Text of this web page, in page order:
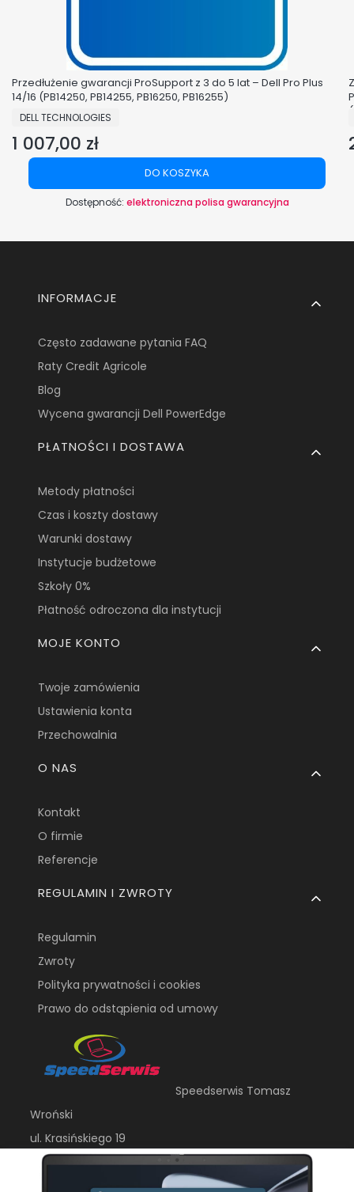
Przedłużenie gwarancji ProSupport z 3 do 5 lat – Dell Pro Plus
14/16 (PB14250, PB14255, PB16250, PB16255)
PRODUCENT
DELL TECHNOLOGIES
Cena
1 007,00 zł
DO KOSZYKA
Dostępność: elektroniczna polisa gwarancyjna
Linki w stopce
INFORMACJE
Często zadawane pytania FAQ
Raty Credit Agricole
Blog
Wycena gwarancji Dell PowerEdge
PŁATNOŚCI I DOSTAWA
Metody płatności
Czas i koszty dostawy
Warunki dostawy
Instytucje budżetowe
Szkoły 0%
Płatność odroczona dla instytucji
MOJE KONTO
Twoje zamówienia
Ustawienia konta
Przechowalnia
O NAS
Kontakt
O firmie
Referencje
REGULAMIN I ZWROTY
Regulamin
Zwroty
Polityka prywatności i cookies
Prawo do odstąpienia od umowy
Speedserwis Tomasz
Wroński
ul. Krasińskiego 19
20-709, Lublin